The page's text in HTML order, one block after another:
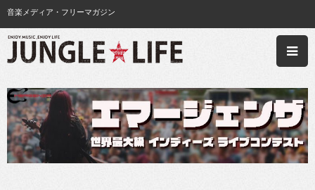
音楽メディア・フリーマガジン